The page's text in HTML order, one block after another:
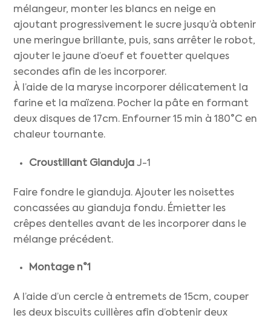
mélangeur, monter les blancs en neige en
ajoutant progressivement le sucre jusqu’à obtenir
une meringue brillante, puis, sans arrêter le robot,
ajouter le jaune d’oeuf et fouetter quelques
secondes afin de les incorporer.
À l’aide de la maryse incorporer délicatement la
farine et la maïzena. Pocher la pâte en formant
deux disques de 17cm. Enfourner 15 min à 180°C en
chaleur tournante.
Croustillant Gianduja J-1
Faire fondre le gianduja. Ajouter les noisettes
concassées au gianduja fondu. Émietter les
crêpes dentelles avant de les incorporer dans le
mélange précédent.
Montage n°1
A l’aide d’un cercle à entremets de 15cm, couper
les deux biscuits cuillères afin d’obtenir deux